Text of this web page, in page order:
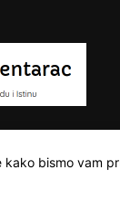
pridržana.
bismo vam